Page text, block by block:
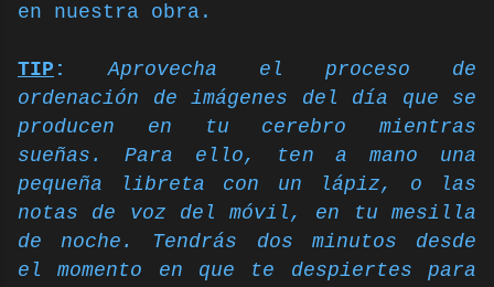
en nuestra obra.
TIP :
Aprovecha el proceso de
ordenación de imágenes del día que se
producen en tu cerebro mientras
sueñas. Para ello, ten a mano una
pequeña libreta con un lápiz, o las
notas de voz del móvil,
en tu mesilla
de noche. Tendrás dos minutos desde
el momento en que te despiertes para